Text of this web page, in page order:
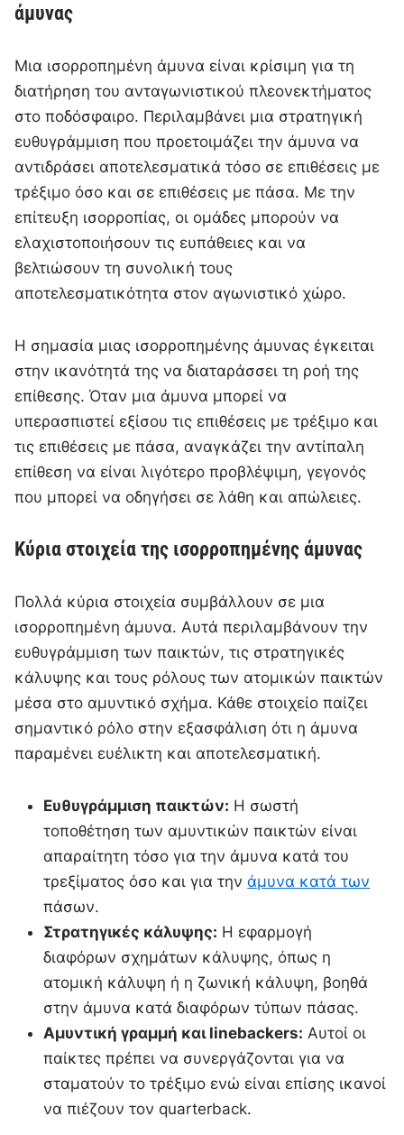
άμυνας
Μια ισορροπημένη άμυνα είναι κρίσιμη για τη
διατήρηση του ανταγωνιστικού πλεονεκτήματος
στο ποδόσφαιρο. Περιλαμβάνει μια στρατηγική
ευθυγράμμιση που προετοιμάζει την άμυνα να
αντιδράσει αποτελεσματικά τόσο σε επιθέσεις με
τρέξιμο όσο και σε επιθέσεις με πάσα. Με την
επίτευξη ισορροπίας, οι ομάδες μπορούν να
ελαχιστοποιήσουν τις ευπάθειες και να
βελτιώσουν τη συνολική τους
αποτελεσματικότητα στον αγωνιστικό χώρο.
Η σημασία μιας ισορροπημένης άμυνας έγκειται
στην ικανότητά της να διαταράσσει τη ροή της
επίθεσης. Όταν μια άμυνα μπορεί να
υπερασπιστεί εξίσου τις επιθέσεις με τρέξιμο και
τις επιθέσεις με πάσα, αναγκάζει την αντίπαλη
επίθεση να είναι λιγότερο προβλέψιμη, γεγονός
που μπορεί να οδηγήσει σε λάθη και απώλειες.
Κύρια στοιχεία της ισορροπημένης άμυνας
Πολλά κύρια στοιχεία συμβάλλουν σε μια
ισορροπημένη άμυνα. Αυτά περιλαμβάνουν την
ευθυγράμμιση των παικτών, τις στρατηγικές
κάλυψης και τους ρόλους των ατομικών παικτών
μέσα στο αμυντικό σχήμα. Κάθε στοιχείο παίζει
σημαντικό ρόλο στην εξασφάλιση ότι η άμυνα
παραμένει ευέλικτη και αποτελεσματική.
Ευθυγράμμιση παικτών: Η σωστή
τοποθέτηση των αμυντικών παικτών είναι
απαραίτητη τόσο για την άμυνα κατά του
τρεξίματος όσο και για τηνάμυνα κατά των
πάσων.
Στρατηγικές κάλυψης: Η εφαρμογή
διαφόρων σχημάτων κάλυψης, όπως η
ατομική κάλυψη ή η ζωνική κάλυψη, βοηθά
στην άμυνα κατά διαφόρων τύπων πάσας.
Αμυντική γραμμή και linebackers: Αυτοί οι
παίκτες πρέπει να συνεργάζονται για να
σταματούν το τρέξιμο ενώ είναι επίσης ικανοί
να πιέζουν τον quarterback.